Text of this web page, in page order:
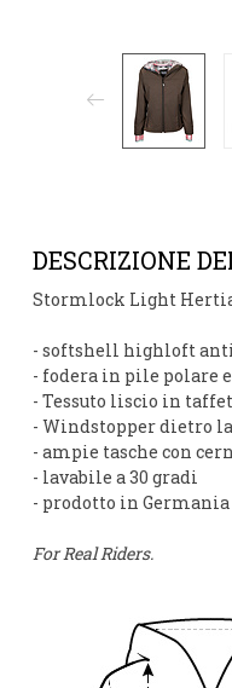
DESCRIZIONE
Stormlock Light
- softshell highloft
- fodera in pile polare
- Tessuto liscio in
- Windstopper dietro
- ampie tasche con
- lavabile a 30 gradi
- prodotto in Germania
For Real Riders.